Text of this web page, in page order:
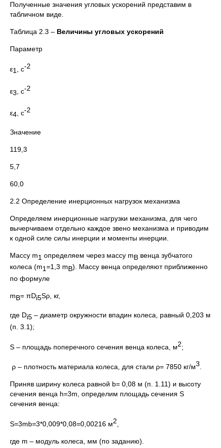
Полученные значения угловых ускорений представим в
табличном виде.
Таблица 2.3 – Величины угловых ускорений
Параметр
ε1 , c-2
ε3 , c-2
ε4 , c-2
Значение
119,3
5,7
60,0
2.2 Определение инерционных нагрузок механизма
Определяем инерционные нагрузки механизма, для чего
вычерчиваем отдельно каждое звено механизма и приводим
к одной силе силы инерции и моменты инерции.
Массу m1 определяем через массу mВ венца зубчатого
колеса (m1=1,3 mВ). Массу венца определяют приближенно
по формуле
mВ= πDi5Sρ, кг,
где Di5 – диаметр окружности впадин колеса, равный 0,203 м
(п. 3.1);
S – площадь поперечного сечения венца колеса, м2;
ρ – плотность материала колеса, для стали ρ= 7850 кг/м3
Приняв ширину колеса равной b= 0,08 м (п. 1.11) и высоту
сечения венца h=3m, определим площадь сечения S
сечения венца:
S=3mb=3*0,009*0,08=0,00216 м2
где m – модуль колеса, мм (по заданию).